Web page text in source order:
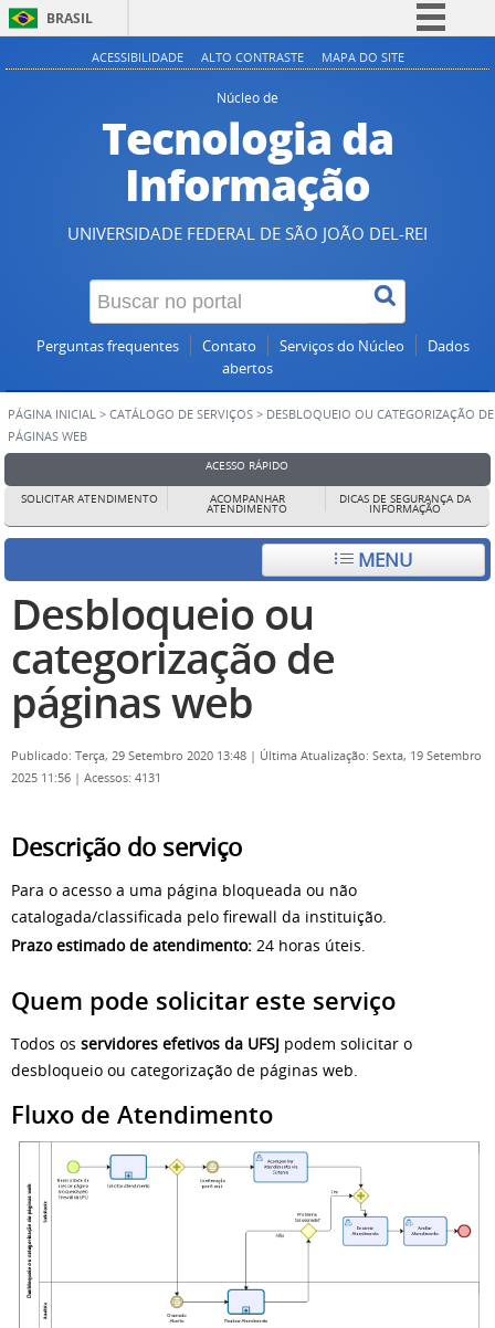
BRASIL
Simplifique!
Participe
Acesso à informação
Legislação
Canais
ACESSIBILIDADE ALTO CONTRASTE MAPA DO SITE
Núcleo de
Tecnologia da
Informação
UNIVERSIDADE FEDERAL DE SÃO JOÃO DEL-REI
Perguntas frequentes Contato Serviços do Núcleo
Dados
abertos
PÁGINA INICIAL > CATÁLOGO DE SERVIÇOS > DESBLOQUEIO OU CATEGORIZAÇÃO DE
PÁGINAS WEB
ACESSO RÁPIDO
SOLICITAR ATENDIMENTO ACOMPANHAR
ATENDIMENTO
DICAS DE SEGURANÇA DA
INFORMAÇÃO
MENU
Desbloqueio ou
categorização de
páginas web
Publicado: Terça, 29 Setembro 2020 13:48 | Última Atualização: Sexta, 19 Setembro
2025 11:56 | Acessos: 4131
Descrição do serviço
Para o acesso a uma página bloqueada ou não
catalogada/classificada pelo firewall da instituição.
Prazo estimado de atendimento: 24 horas úteis.
Quem pode solicitar este serviço
Todos os servidores efetivos da UFSJ podem solicitar o
desbloqueio ou categorização de páginas web.
Fluxo de Atendimento